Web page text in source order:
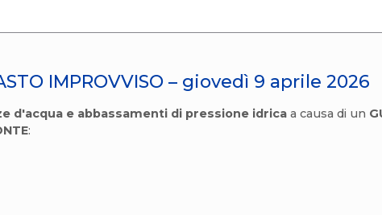
IMPROVVISO – giovedì 9 aprile 2026
d'acqua e abbassamenti di pressione idrica a causa di un
: